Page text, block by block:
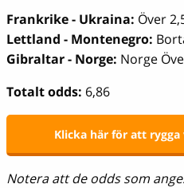
Frankrike - Ukraina: Över
Lettland - Montenegro:
Gibraltar - Norge: Norge
Totalt odds: 6,86
Klicka här för att
Notera att de odds som